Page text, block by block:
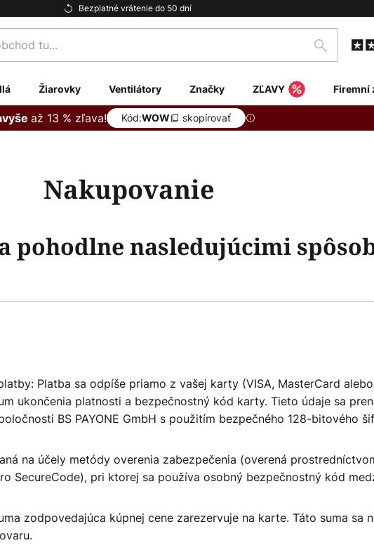
Bezplatné vrátenie do 50 dní
Hľadať
Žiarovky Ventilátory Značky ZĽAVY Firemní
až 13 % zľava! Kód:WOW skopírovať
Nakupovanie
pohodlne nasledujúcimi
Platba sa odpíše priamo z vašej karty (VISA, MasterCard
ukončenia platnosti a bezpečnostný kód karty. Tieto údaje sa
BS PAYONE GmbH s použitím bezpečného 128-bitového
na účely metódy overenia zabezpečenia (overená
SecureCode), pri ktorej sa používa osobný bezpečnostný kód
zodpovedajúca kúpnej cene zarezervuje na karte. Táto suma sa